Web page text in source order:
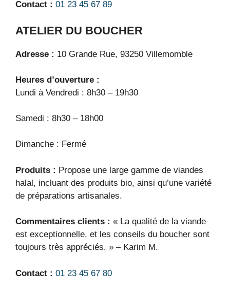
Contact : 01 23 45 67 89
ATELIER DU BOUCHER
Adresse : 10 Grande Rue, 93250 Villemomble
Heures d’ouverture :
Lundi à Vendredi : 8h30 – 19h30
Samedi : 8h30 – 18h00
Dimanche : Fermé
Produits : Propose une large gamme de viandes
halal, incluant des produits bio, ainsi qu’une variété
de préparations artisanales.
Commentaires clients : « La qualité de la viande
est exceptionnelle, et les conseils du boucher sont
toujours très appréciés. » – Karim M.
Contact : 01 23 45 67 80